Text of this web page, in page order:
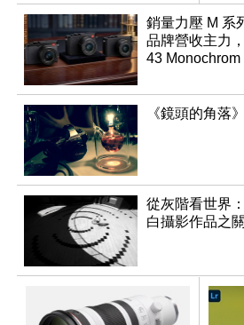
銷量力壓 M 系
品牌營收主力
43 Monochrom
《鏡頭的角落
從灰階看世界
白攝影作品之